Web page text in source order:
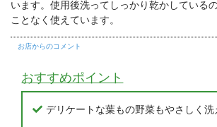
います。使用後洗ってしっかり乾かしている
ことなく使えています。
お店からのコメント
おすすめポイント
デリケートな葉もの野菜もやさしく洗